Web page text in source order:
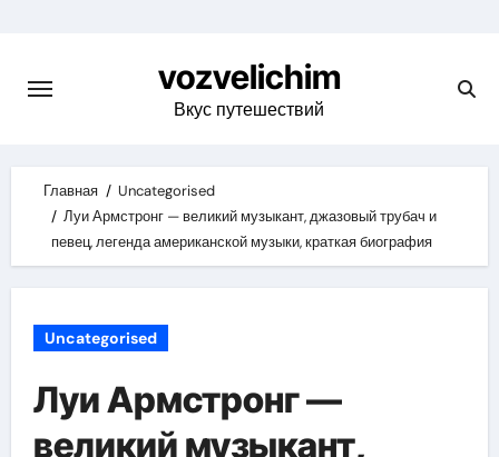
content
vozvelichim
Вкус путешествий
Главная
Uncategorised
Луи Армстронг — великий музыкант, джазовый трубач и
певец, легенда американской музыки, краткая биография
Uncategorised
Луи Армстронг —
великий музыкант,